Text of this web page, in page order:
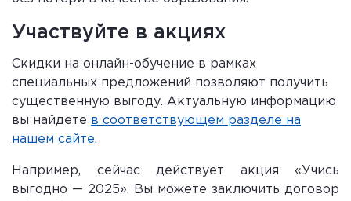
Участвуйте в акциях
Скидки на онлайн-обучение в рамках
специальных предложений позволяют получить
существенную выгоду. Актуальную информацию
вы найдете в соответствующем разделе на
нашем сайте.
Например, сейчас действует акция «Учись
выгодно — 2025». Вы можете заключить договор